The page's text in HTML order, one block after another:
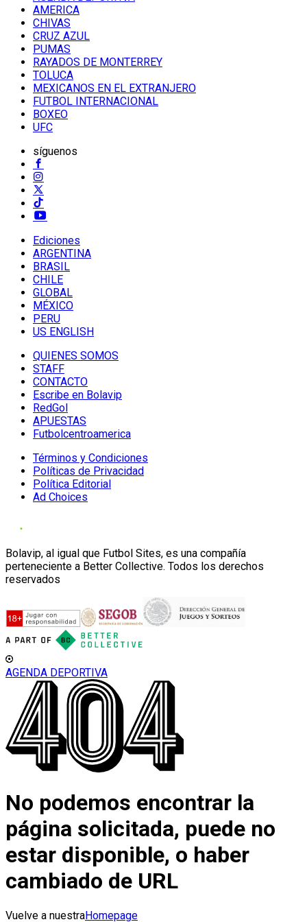
AMERICA
CHIVAS
CRUZ AZUL
PUMAS
RAYADOS DE MONTERREY
TOLUCA
MEXICANOS EN EL EXTRANJERO
FUTBOL INTERNACIONAL
BOXEO
UFC
síguenos
Ediciones
ARGENTINA
BRASIL
CHILE
GLOBAL
MÉXICO
PERU
US ENGLISH
QUIENES SOMOS
STAFF
CONTACTO
Escribe en Bolavip
RedGol
APUESTAS
Futbolcentroamerica
Términos y Condiciones
Políticas de Privacidad
Política Editorial
Ad Choices
Bolavip, al igual que Futbol Sites, es una compañía
perteneciente a Better Collective. Todos los derechos
reservados
AGENDA DEPORTIVA
No podemos encontrar la
página solicitada, puede no
estar disponible, o haber
cambiado de URL
Vuelve a nuestraHomepage